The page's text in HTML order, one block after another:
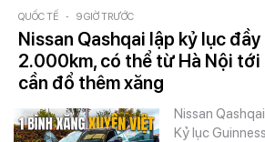
QUỐC TẾ - 9 GIỜ TRƯỚC
Nissan Qashqai lập kỷ lục
2.000km, có thể từ Hà Nội tới
cần đổ thêm xăng
Nissan
Kỷ lục